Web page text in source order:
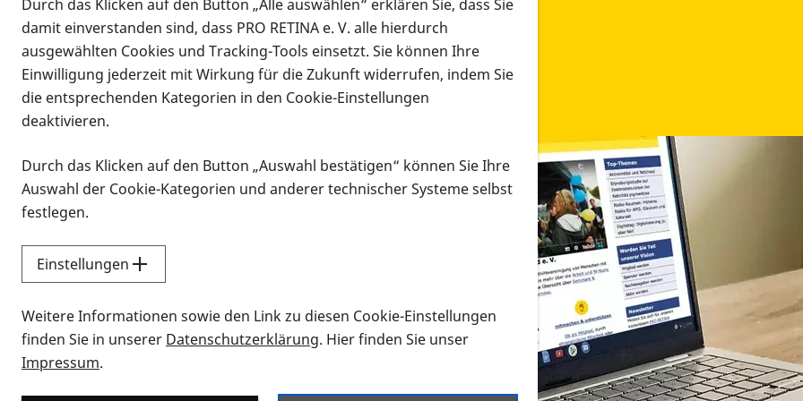
Infomaterial
Infomaterial
Vorlesen
Alle Infomaterialien in verschiedenen Formaten an
Sie möchten wissen, wie Sie nach Infonmaterial suchen und dieses bestellen bzw. herunterladen
Durch das Klicken auf den Button „Alle auswählen“ erklären Sie, dass Sie
damit einverstanden sind, dass PRO RETINA e. V. alle hierdurch
ausgewählten Cookies und Tracking-Tools einsetzt. Sie können Ihre
Einwilligung jederzeit mit Wirkung für die Zukunft widerrufen, indem Sie
die entsprechenden Kategorien in den Cookie-Einstellungen
deaktivieren.
Durch das Klicken auf den Button „Auswahl bestätigen“ können Sie Ihre
Auswahl der Cookie-Kategorien und anderer technischer Systeme selbst
festlegen.
Einstellungen
Weitere Informationen sowie den Link zu diesen Cookie-Einstellungen
finden Sie in unserer Datenschutzerklärung. Hier finden Sie unser
Impressum.